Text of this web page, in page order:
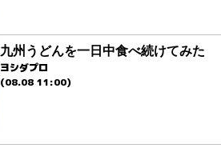
九州うどんを一日中食べ続けてみた
ヨシダプロ
(08.08 11:00)